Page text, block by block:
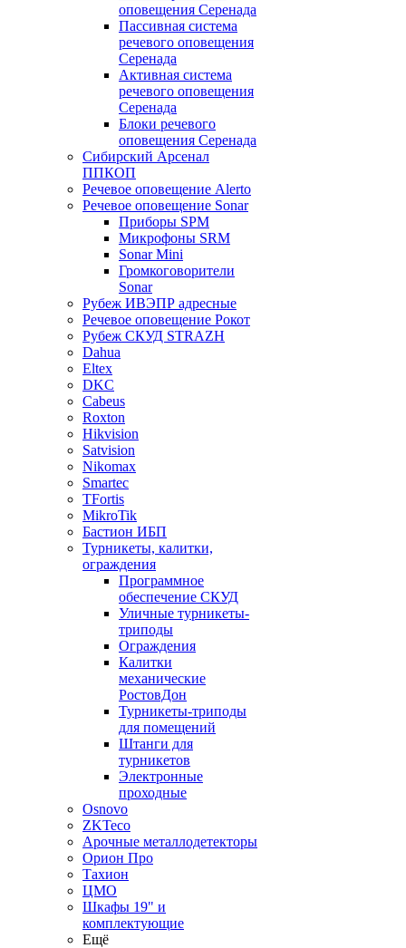
оповещения Серенада
Пассивная система
речевого оповещения
Серенада
Активная система
речевого оповещения
Серенада
Блоки речевого
оповещения Серенада
Сибирский Арсенал
ППКОП
Речевое оповещение Alerto
Речевое оповещение Sonar
Приборы SPM
Микрофоны SRM
Sonar Mini
Громкоговорители
Sonar
Рубеж ИВЭПР адресные
Речевое оповещение Рокот
Рубеж СКУД STRAZH
Dahua
Eltex
DKC
Cabeus
Roxton
Hikvision
Satvision
Nikomax
Smartec
TFortis
MikroTik
Бастион ИБП
Турникеты, калитки,
ограждения
Программное
обеспечение СКУД
Уличные турникеты-
триподы
Ограждения
Калитки
механические
РостовДон
Турникеты-триподы
для помещений
Штанги для
турникетов
Электронные
проходные
Osnovo
ZKTeco
Арочные металлодетекторы
Орион Про
Тахион
ЦМО
Шкафы 19" и
комплектующие
Ещё